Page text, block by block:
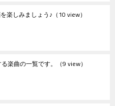
楽しみましょう♪ （10 view）
楽曲の一覧です。 （9 view）